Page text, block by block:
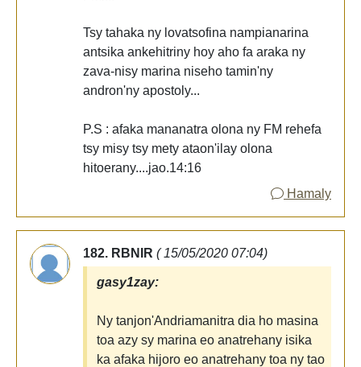
Tsy tahaka ny lovatsofina nampianarina
antsika ankehitriny hoy aho fa araka ny
zava-nisy marina niseho tamin'ny
andron'ny apostoly...
P.S : afaka mananatra olona ny FM rehefa
tsy misy tsy mety ataon'ilay olona
hitoerany....jao.14:16
Hamaly
182. RBNIR ( 15/05/2020 07:04)
gasy1zay:
Ny tanjon'Andriamanitra dia ho masina
toa azy sy marina eo anatrehany isika
ka afaka hijoro eo anatrehany toa ny tao